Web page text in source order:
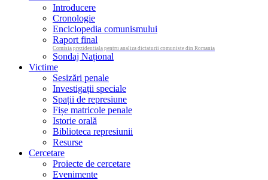
Introducere
Cronologie
Enciclopedia comunismului
Raport final
Comisia prezidentiala pentru analiza dictaturii comuniste din Romania
Sondaj Național
Victime
Sesizări penale
Investigații speciale
Spații de represiune
Fișe matricole penale
Istorie orală
Biblioteca represiunii
Resurse
Cercetare
Proiecte de cercetare
Evenimente